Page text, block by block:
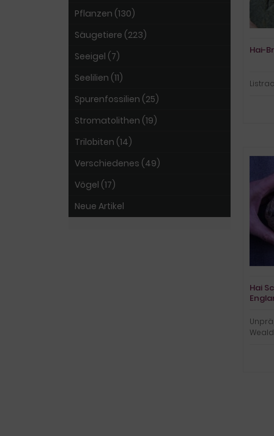
Hai-
Hai
Pflanzen (130)
Säugetiere (223)
Seeigel (7)
Seelilien (11)
Spurenfossilien (25)
Stromatolithen (19)
Trilobiten (14)
Verschiedenes (49)
Vögel (17)
Neue Artikel